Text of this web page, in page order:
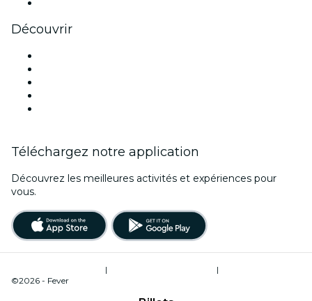
Découvrir
Téléchargez notre application
Découvrez les meilleures activités et expériences pour
vous.
| |
©2026 - Fever